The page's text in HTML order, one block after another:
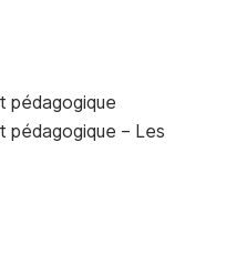
pédagogique
– Les